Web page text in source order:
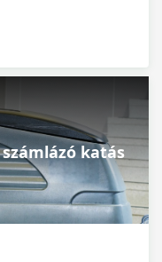
katás